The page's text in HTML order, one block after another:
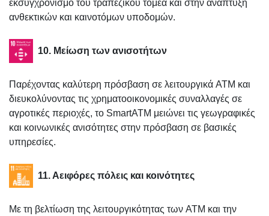
εκσυγχρονισμό του τραπεζικού τομέα και στην ανάπτυξη
ανθεκτικών και καινοτόμων υποδομών.
10. Μείωση των ανισοτήτων
Παρέχοντας καλύτερη πρόσβαση σε λειτουργικά ATM και
διευκολύνοντας τις χρηματοοικονομικές συναλλαγές σε
αγροτικές περιοχές, το SmartATM μειώνει τις γεωγραφικές
και κοινωνικές ανισότητες στην πρόσβαση σε βασικές
υπηρεσίες.
11. Αειφόρες πόλεις και κοινότητες
Με τη βελτίωση της λειτουργικότητας των ATM και την